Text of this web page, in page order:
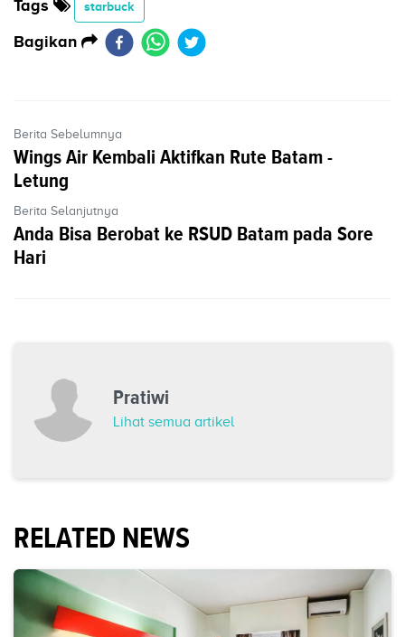
Tags starbuck
Bagikan
Berita Sebelumnya
Wings Air Kembali Aktifkan Rute Batam -
Letung
Berita Selanjutnya
Anda Bisa Berobat ke RSUD Batam pada Sore
Hari
Pratiwi
Lihat semua artikel
RELATED NEWS